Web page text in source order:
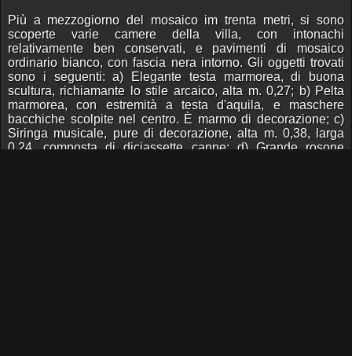
Più a mezzogiorno del mosaico im trenta metri, si sono
scoperte varie camere della villa, con intonachi
relativamente ben conservati, e pavimenti di mosaico
ordinario bianco, con fascia nera intorno. Gli oggetti trovati
sono i seguenti: a) Elegante testa marmorea, di buona
scultura, richiamante lo stile arcaico, alta m. 0,27; b) Pelta
marmorea, con estremità a testa d'aquila, e maschere
bacchiche scolpite nel centro. È marmo di decorazione; c)
Siringa musicale, pure di decorazione, alta m. 0,38, larga
0,24, composta di diciassette canne; d) Grande rosone